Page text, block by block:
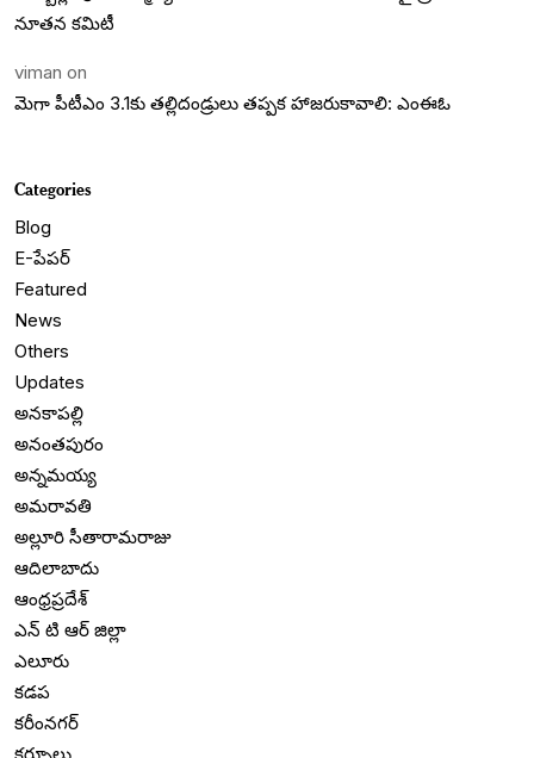
నూతన కమిటీ
viman on
మెగా పీటీఎం 3.1కు తల్లిదండ్రులు తప్పక హాజరుకావాలి: ఎంఈఓ
Categories
Blog
E-పేపర్
Featured
News
Others
Updates
అనకాపల్లి
అనంతపురం
అన్నమయ్య
అమరావతి
అల్లూరి సీతారామరాజు
ఆదిలాబాదు
ఆంధ్రప్రదేశ్
ఎన్ టి ఆర్ జిల్లా
ఎలూరు
కడప
కరీంనగర్